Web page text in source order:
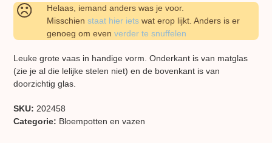
Helaas, iemand anders was je voor.
Misschienstaat hier iets wat erop lijkt. Anders is er
genoeg om evenverder te snuffelen
Leuke grote vaas in handige vorm. Onderkant is van matglas
(zie je al die lelijke stelen niet) en de bovenkant is van
doorzichtig glas.
SKU: 202458
Categorie: Bloempotten en vazen